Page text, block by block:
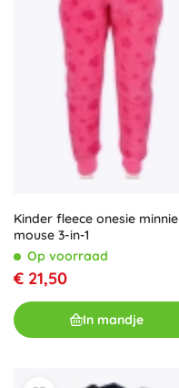
Kinder fleece onesie minnie
mouse 3-in-1
Op voorraad
€ 21,50
In mandje